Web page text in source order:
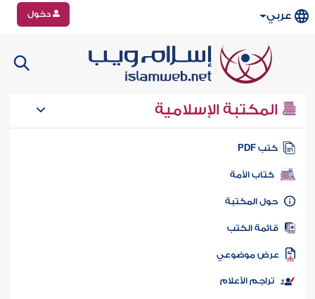
عربي دخول
المكتبة الإسلامية
كتب PDF
كتاب الأمة
المكتبة
الكتب
موضوعي